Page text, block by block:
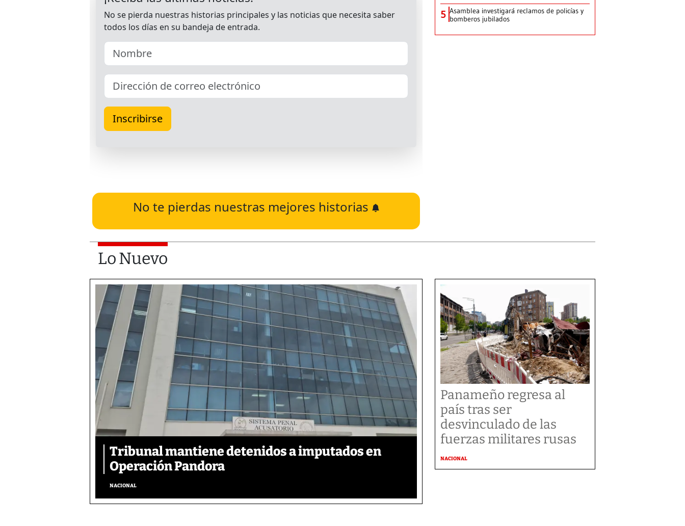
No te pierdas nuestras mejores historias
5 Asamblea investigará reclamos de policías y
bomberos jubilados
Lo Nuevo
Tribunal mantiene detenidos a imputados en
Operación Pandora
NACIONAL
Panameño regresa al
país tras ser
desvinculado de las
fuerzas militares rusas
NACIONAL